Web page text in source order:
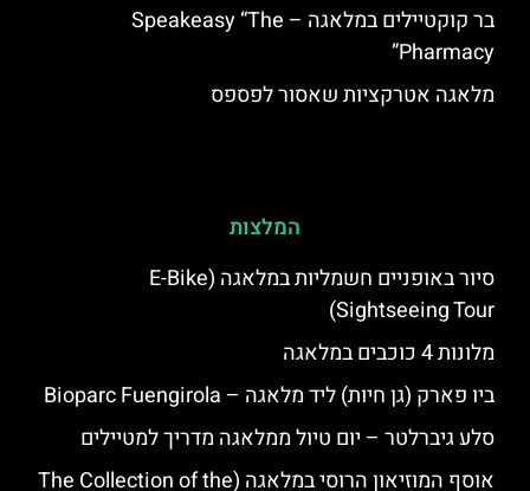
בר קוקטיילים במלאגה – Speakeasy “The
Pharmacy”
מלאגה אטרקציות שאסור לפספס
המלצות
סיור באופניים חשמליות במלאגה (E-Bike
Sightseeing Tour)
מלונות 4 כוכבים במלאגה
ביו פארק (גן חיות) ליד מלאגה – Bioparc Fuengirola
סלע גיברלטר – יום טיול ממלאגה מדריך למטיילים
אוסף המוזיאון הרוסי במלאגה (The Collection of the